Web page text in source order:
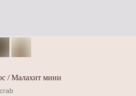
/ Малахит мини